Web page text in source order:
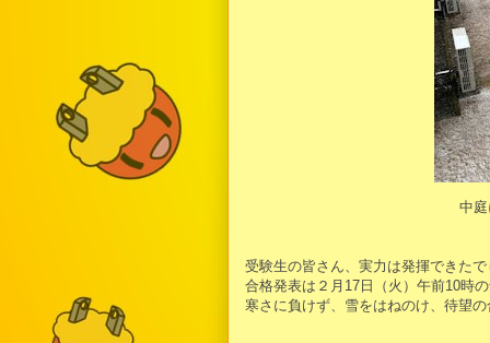
中
受験生の皆さん、実力は発揮できた
合格発表は２月17日（火）午前10時
寒さに負けず、雪をはねのけ、待望